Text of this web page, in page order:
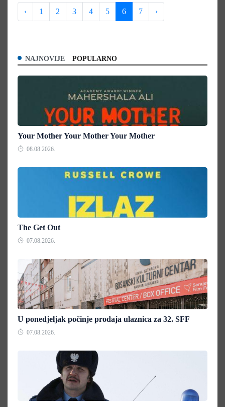
‹ 1 2 3 4 5 6 7 ›
NAJNOVIJE POPULARNO
Your Mother Your Mother Your Mother
08.08.2026.
The Get Out
07.08.2026.
U ponedjeljak počinje prodaja ulaznica za 32. SFF
07.08.2026.